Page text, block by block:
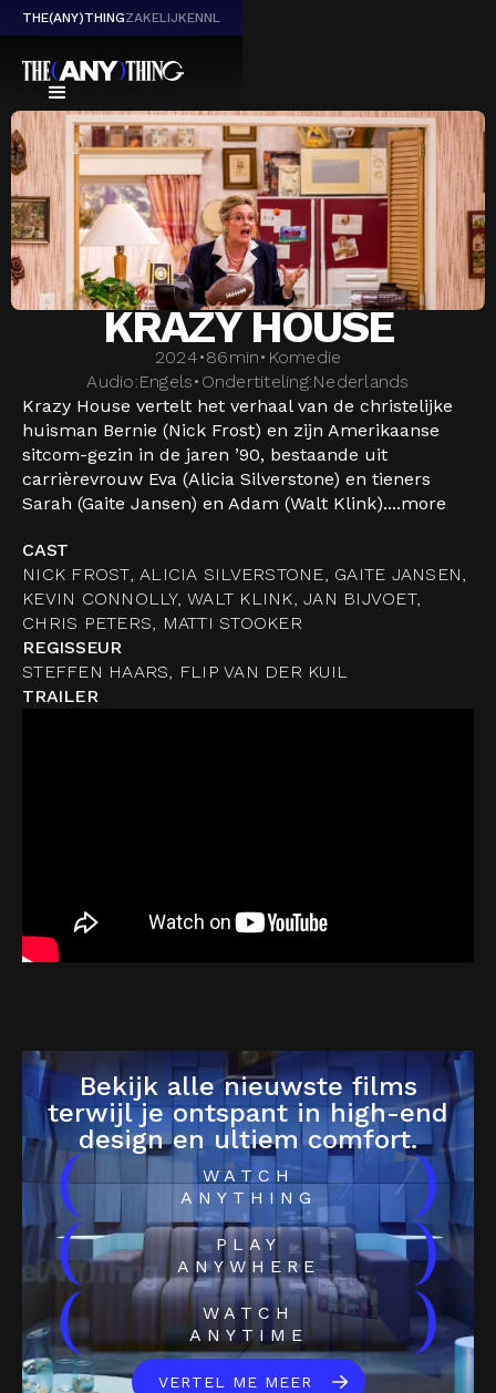
THE(ANY)THINGZAKELIJKENNL
KRAZY HOUSE
2024•86min• Komedie
Audio:Engels• Ondertiteling:Nederlands
Krazy House vertelt het verhaal van de christelijke
huisman Bernie (Nick Frost) en zijn Amerikaanse
sitcom-gezin in de jaren ’90, bestaande uit
carrièrevrouw Eva (Alicia Silverstone) en tieners
Sarah (Gaite Jansen) en Adam (Walt Klink)....more
CAST
NICK FROST, ALICIA SILVERSTONE, GAITE JANSEN,
KEVIN CONNOLLY, WALT KLINK, JAN BIJVOET,
CHRIS PETERS, MATTI STOOKER
REGISSEUR
STEFFEN HAARS, FLIP VAN DER KUIL
TRAILER
Bekijk alle nieuwste films
terwijl je ontspant in high-end
design en ultiem comfort.
(
WATCH
ANYTHING
)
(
PLAY
ANYWHERE
)
(
WATCH
ANYTIME
)
VERTEL ME MEER